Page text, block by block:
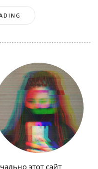
этот сайт